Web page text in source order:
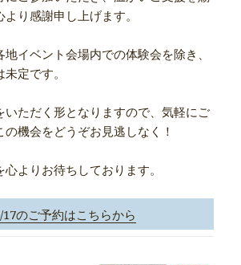
り感謝申し上げます。
イベント会場内での体験会を除き、
定です。
いただく形となりますので、気軽にご
機会をどうぞお見逃しなく！
よりお待ちしております。
17のご予約はこちらから